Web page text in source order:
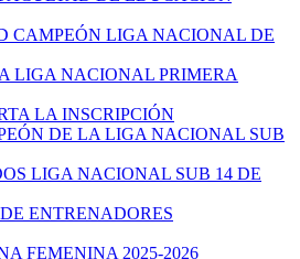
CAMPEÓN LIGA NACIONAL DE
LIGA NACIONAL PRIMERA
LA INSCRIPCIÓN
DE LA LIGA NACIONAL SUB
LIGA NACIONAL SUB 14 DE
ENTRENADORES
FEMENINA 2025-2026